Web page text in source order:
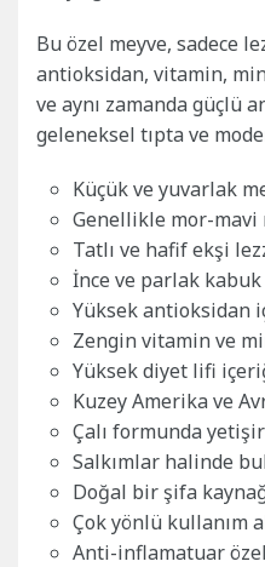
Bu özel meyve, sadece
antioksidan, vitamin,
ve aynı zamanda güçlü
geleneksel tıpta ve
Küçük ve yuvarlak
Genellikle mor-mavi
Tatlı ve hafif ekşi
İnce ve parlak kabuk
Yüksek antioksidan
Zengin vitamin ve
Yüksek diyet lifi
Kuzey Amerika ve
Çalı formunda yetişir
Salkımlar halinde
Doğal bir şifa
Çok yönlü kullanım
Anti-inflamatuar